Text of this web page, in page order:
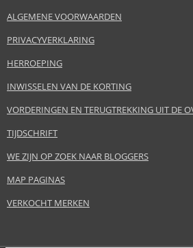
ALGEMENE VOORWAARDEN
PRIVACYVERKLARING
HERROEPING
INWISSELEN VAN DE KORTING
VORDERINGEN EN TERUGTREKKING UIT DE
TIJDSCHRIFT
WE ZIJN OP ZOEK NAAR BLOGGERS
MAP PAGINAS
VERKOCHT MERKEN